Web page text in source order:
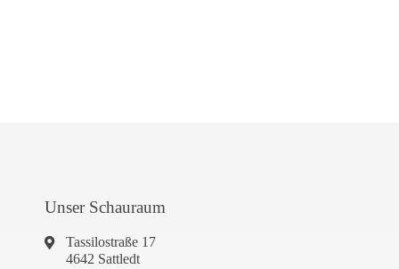
Unser Schauraum
Tassilostraße 17
4642 Sattledt